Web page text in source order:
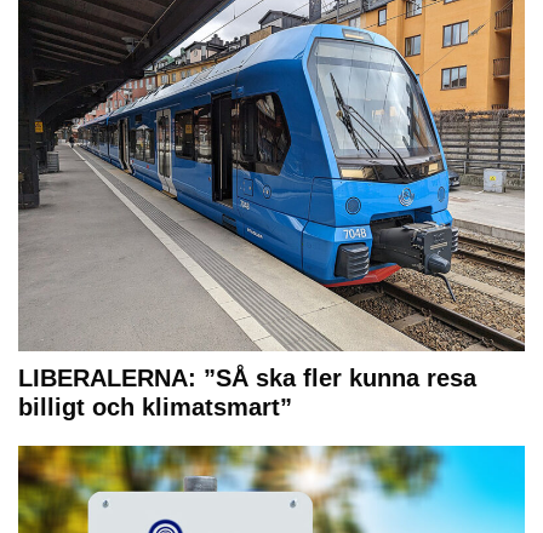
LIBERALERNA: ”SÅ ska fler kunna resa
billigt och klimatsmart”